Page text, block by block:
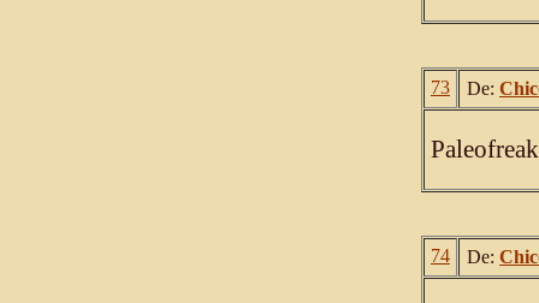
73 De:
74 De: